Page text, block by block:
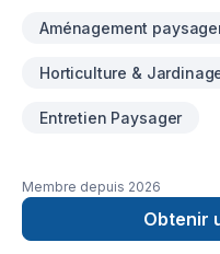
l'excavation,
écrit. UNE SUPERVISION ASSURÉE À chaque étape de votre
est présent sur le
représentant en a
reconnus pour leur
ponctualité avec laquelle
Aménagement
Horticulture &
Entretien Paysager
Membre depuis 2026
Obtenir